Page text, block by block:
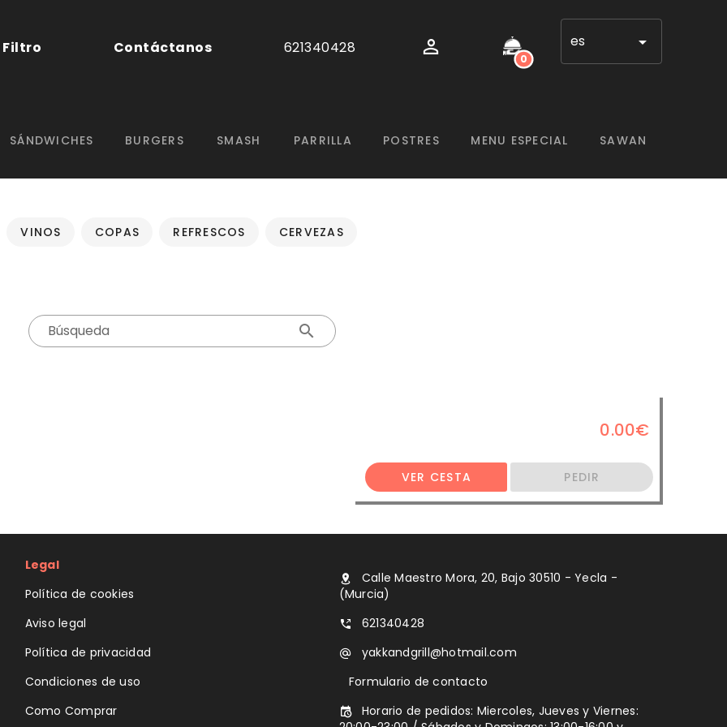
Filtro Contáctanos 621340428
0
es
SÁNDWICHES BURGERS SMASH PARRILLA POSTRES MENU ESPECIAL SAWAN
VINOS COPAS REFRESCOS CERVEZAS
Búsqueda
0.00€
VER CESTA PEDIR
Legal
Política de cookies
Aviso legal
Política de privacidad
Condiciones de uso
Como Comprar
Calle Maestro Mora, 20, Bajo 30510 - Yecla -
(Murcia)
621340428
yakkandgrill@hotmail.com
Formulario de contacto
Horario de pedidos: Miercoles, Jueves y Viernes: